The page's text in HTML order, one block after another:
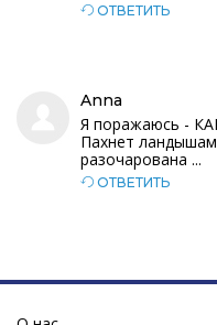
ОТВЕТИТЬ
Anna
Я поражаюсь -
Пахнет
разочарована ...
ОТВЕТИТЬ